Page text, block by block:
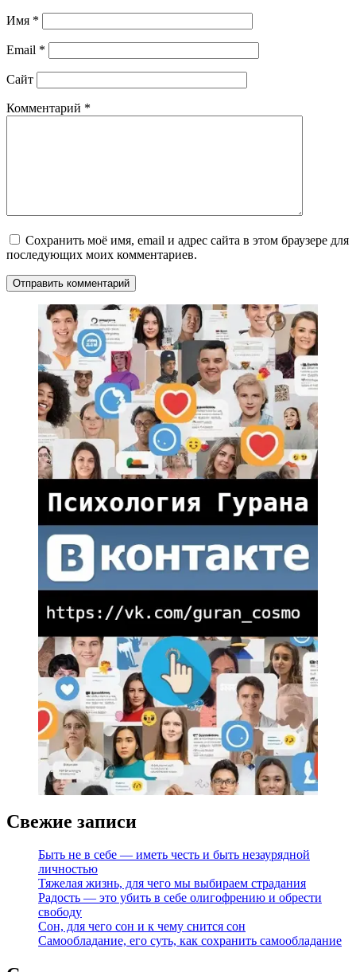
Имя *
Email *
Сайт
Комментарий *
Сохранить моё имя, email и адрес сайта в этом браузере для
последующих моих комментариев.
Свежие записи
Быть не в себе — иметь честь и быть незаурядной
личностью
Тяжелая жизнь, для чего мы выбираем страдания
Радость — это убить в себе олигофрению и обрести
свободу
Сон, для чего сон и к чему снится сон
Самообладание, его суть, как сохранить самообладание